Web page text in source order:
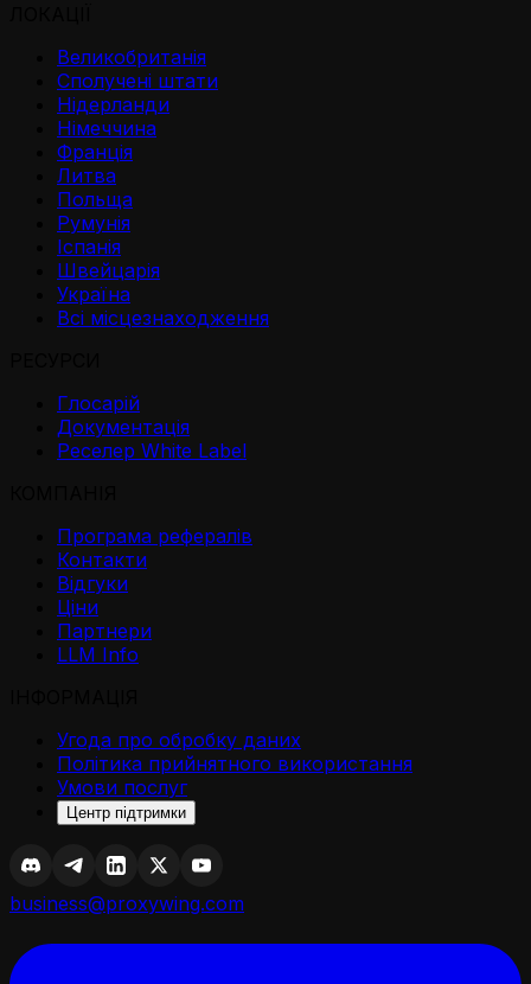
Великобританія
Сполучені штати
Нідерланди
Німеччина
Франція
Литва
Польща
Румунія
Іспанія
Швейцарія
Україна
Всі місцезнаходження
Глосарій
Документація
Реселер White Label
Програма рефералів
Контакти
Відгуки
Ціни
Партнери
LLM Info
Угода про обробку даних
Політика прийнятного використання
Умови послуг
Центр підтримки
business@proxywing.com